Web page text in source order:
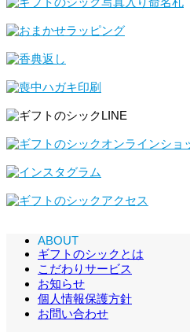
ABOUT
ギフトのシックとは
こだわりサービス
お知らせ
個人情報保護方針
お問い合わせ